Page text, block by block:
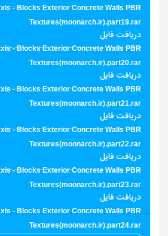
- Blocks Exterior Concrete Walls PBR
Textures(moonarch.ir).part19.rar
دریافت فایل
- Blocks Exterior Concrete Walls PBR
Textures(moonarch.ir).part20.rar
دریافت فایل
- Blocks Exterior Concrete Walls PBR
Textures(moonarch.ir).part21.rar
دریافت فایل
- Blocks Exterior Concrete Walls PBR
Textures(moonarch.ir).part22.rar
دریافت فایل
- Blocks Exterior Concrete Walls PBR
Textures(moonarch.ir).part23.rar
دریافت فایل
- Blocks Exterior Concrete Walls PBR
Textures(moonarch.ir).part24.rar